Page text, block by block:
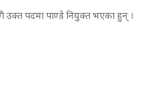
उक्त पदमा पाण्डे नियुक्त भएका हुन् ।